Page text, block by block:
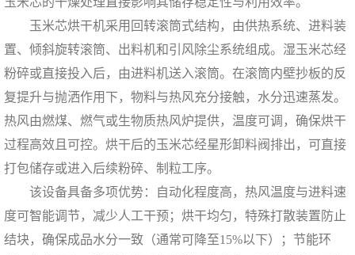
玉米芯烘干机采用回转滚筒式结构，由供热系统、进料装
置、倾斜旋转滚筒、出料机和引风除尘系统组成。湿玉米芯经
粉碎或直接投入后，由进料机送入滚筒。在滚筒内壁抄板的反
复提升与抛洒作用下，物料与热风充分接触，水分迅速蒸发。
热风由燃煤、燃气或生物质热风炉提供，温度可调，确保烘干
过程高效且可控。烘干后的玉米芯经星形卸料阀排出，可直接
打包储存或进入后续粉碎、制粒工序。
该设备具备多项优势：自动化程度高，热风温度与进料速
度可智能调节，减少人工干预；烘干均匀，特殊打散装置防止
结块，确保成品水分一致（通常可降至15%以下）；节能环